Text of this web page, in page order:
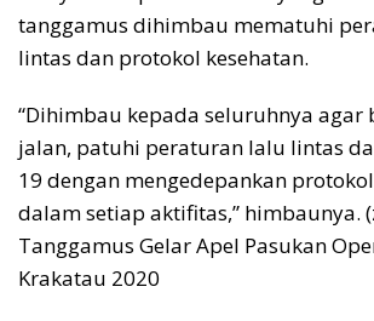
tanggamus dihimbau mematuhi
lintas dan protokol kesehatan.
“Dihimbau kepada seluruhnya
jalan, patuhi peraturan lalu lintas
19 dengan mengedepankan
dalam setiap aktifitas,” himbaunya.
Tanggamus Gelar Apel Pasukan
Krakatau 2020